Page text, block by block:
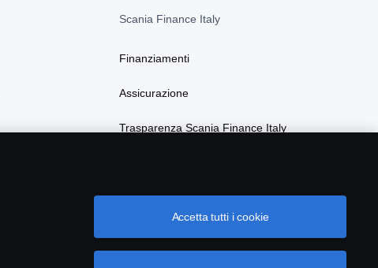
Scania Finance Italy
Finanziamenti
Assicurazione
Trasparenza Scania Finance Italy
Accetta tutti i cookie